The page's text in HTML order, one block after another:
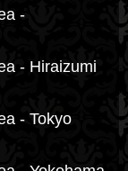
-
- Hiraizumi
- Tokyo